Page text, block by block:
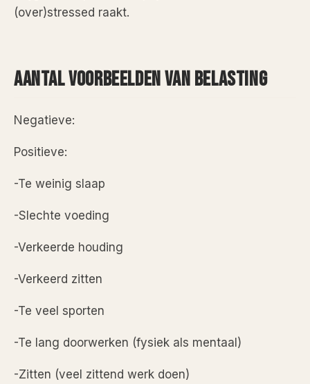
(over)stressed raakt.
AANTAL VOORBEELDEN VAN BELASTING
Negatieve:
Positieve:
-Te weinig slaap
-Slechte voeding
-Verkeerde houding
-Verkeerd zitten
-Te veel sporten
-Te lang doorwerken (fysiek als mentaal)
-Zitten (veel zittend werk doen)